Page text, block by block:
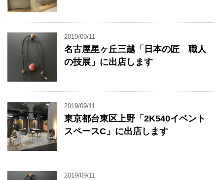
2019/09/11
名古屋星ヶ丘三越「日本の匠 職人
の技展」に出店します
2019/09/11
東京都台東区上野「2K540イベント
スペースC」に出店します
2019/09/11